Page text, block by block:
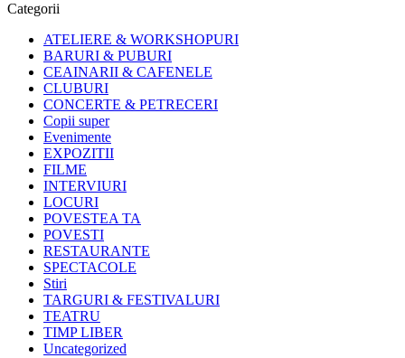
Categorii
ATELIERE & WORKSHOPURI
BARURI & PUBURI
CEAINARII & CAFENELE
CLUBURI
CONCERTE & PETRECERI
Copii super
Evenimente
EXPOZITII
FILME
INTERVIURI
LOCURI
POVESTEA TA
POVESTI
RESTAURANTE
SPECTACOLE
Stiri
TARGURI & FESTIVALURI
TEATRU
TIMP LIBER
Uncategorized